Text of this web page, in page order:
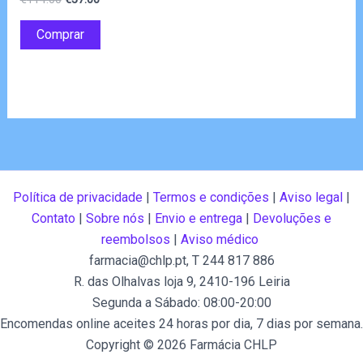
de 5
era:
Comprar
Política de privacidade | Termos e condições | Aviso legal |
Contato | Sobre nós | Envio e entrega | Devoluções e
reembolsos | Aviso médico
farmacia@chlp.pt, T 244 817 886
R. das Olhalvas loja 9, 2410-196 Leiria
Segunda a Sábado: 08:00-20:00
Encomendas online aceites 24 horas por dia, 7 dias por semana.
Copyright © 2026 Farmácia CHLP